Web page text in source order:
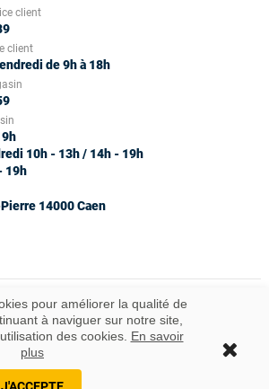
Ajouter au panier
client
client
de 9h à 18h
10h - 13h / 14h - 19h
19h
14000 Caen
pour améliorer la qualité de
à naviguer sur notre site,
des cookies. En savoir
plus
CGV Données personnelles